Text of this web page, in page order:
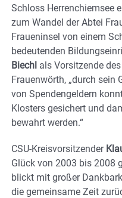
Schloss Herrenchiemsee
zum Wandel der Abtei
Fraueninsel von einem
bedeutenden
Biechl als Vorsitzende
Frauenwörth, „durch sein
von Spendengeldern
Klosters gesichert und
bewahrt werden.“
CSU-Kreisvorsitzender
Glück von 2003 bis 2008
blickt mit großer
die gemeinsame Zeit